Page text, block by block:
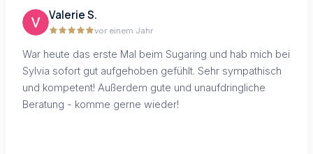
Valerie S.
vor einem Jahr
War heute das erste Mal beim Sugaring und hab mich bei
Sylvia sofort gut aufgehoben gefühlt. Sehr sympathisch
und kompetent! Außerdem gute und unaufdringliche
Beratung - komme gerne wieder!